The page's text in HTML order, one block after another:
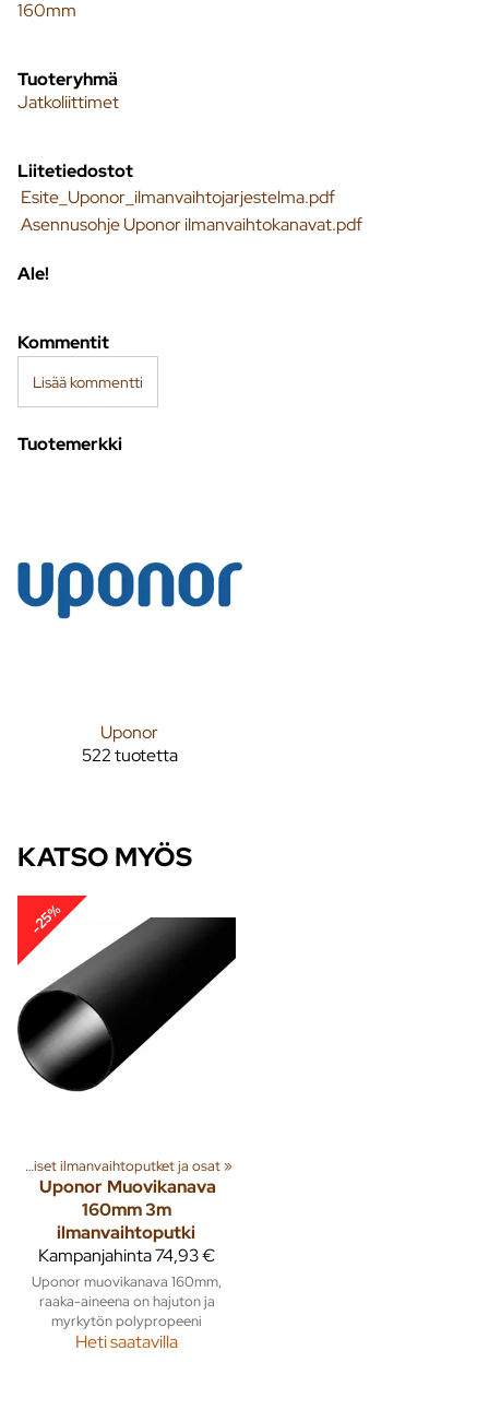
160mm
Tuoteryhmä
Jatkoliittimet
Liitetiedostot
Esite_Uponor_ilmanvaihtojarjestelma.pdf
Asennusohje Uponor ilmanvaihtokanavat.pdf
Ale!
Kommentit
Lisää kommentti
Tuotemerkki
Uponor
522 tuotetta
KATSO MYÖS
-25%
Muoviset ilmanvaihtoputket ja osat‪»
Uponor Muovikanava
160mm 3m
ilmanvaihtoputki
Kampanjahinta74,93 €
Uponor muovikanava 160mm,
raaka-aineena on hajuton ja
myrkytön polypropeeni
Heti saatavilla